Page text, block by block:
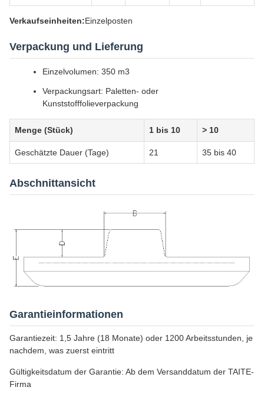
Verkaufseinheiten:Einzelposten
Verpackung und Lieferung
Einzelvolumen: 350 m3
Verpackungsart: Paletten- oder
Kunststofffolieverpackung
Menge (Stück) 1 bis 10 > 10
Geschätzte Dauer (Tage) 21 35 bis 40
Abschnittansicht
Garantieinformationen
Garantiezeit: 1,5 Jahre (18 Monate) oder 1200 Arbeitsstunden, je
nachdem, was zuerst eintritt
Gültigkeitsdatum der Garantie: Ab dem Versanddatum der TAITE-
Firma